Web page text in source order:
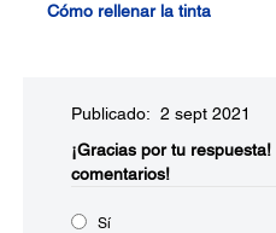
Cómo rellenar la tinta
Publicado: 2 sept 2021
¡Gracias por tu respuesta!
comentarios!
Sí